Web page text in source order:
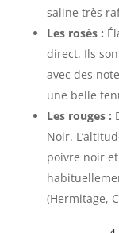
saline très
Les rosés :
direct. Ils
avec des
une belle
Les rouges :
Noir.
poivre noir
(Hermitage,